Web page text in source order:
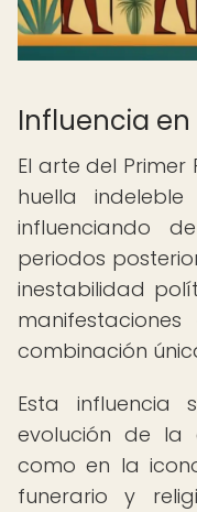
Influencia en
El arte del
huella
influenciando
periodos
inestabilidad
combinación
Esta influencia
evolución de la
como en la
funerario y